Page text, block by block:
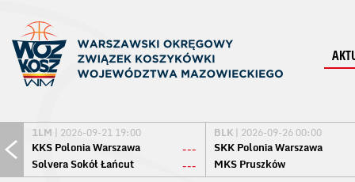
1LM | 2026-09-21 19:00
KKS Polonia Warszawa
---
Solvera Sokół Łańcut
---
BLK | 2026-09-26 00:00
SKK Polonia Warszawa
MKS Pruszków